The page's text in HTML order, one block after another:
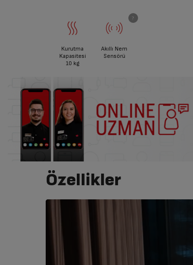
Kurutma
Kapasitesi
10 kg
Akıllı Nem
Sensörü
Özellikler